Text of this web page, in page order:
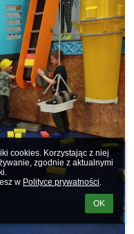
cookies. Korzystając z niej
zgodnie z aktualnymi
w Polityce prywatności.
OK